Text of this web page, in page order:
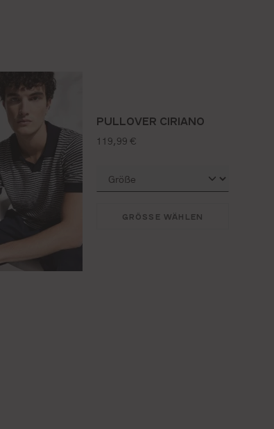
PULLOVER CIRIANO
regulärer preis:
119,99 €
GRÖSSE WÄHLEN